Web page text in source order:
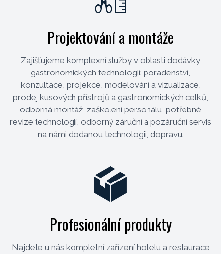
Projektování a montáže
Zajišťujeme komplexní služby v oblasti dodávky
gastronomických technologií: poradenství,
konzultace, projekce, modelování a vizualizace,
prodej kusových přístrojů a gastronomických celků,
odborná montáž, zaškolení personálu, potřebné
revize technologií, odborný záruční a pozáruční servis
na námi dodanou technologii, dopravu.
Profesionální produkty
Najdete u nás kompletní zařízení hotelu a restaurace